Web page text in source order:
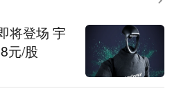
将登场 宇
元/股